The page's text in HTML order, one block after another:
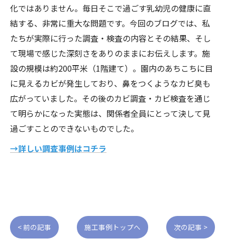
化ではありません。毎日そこで過ごす乳幼児の健康に直
結する、非常に重大な問題です。今回のブログでは、私
たちが実際に行った調査・検査の内容とその結果、そし
て現場で感じた深刻さをありのままにお伝えします。施
設の規模は約200平米（1階建て）。園内のあちこちに目
に見えるカビが発生しており、鼻をつくようなカビ臭も
広がっていました。その後のカビ調査・カビ検査を通じ
て明らかになった実態は、関係者全員にとって決して見
過ごすことのできないものでした。
→詳しい調査事例はコチラ
< 前の記事 施工事例トップへ 次の記事 >